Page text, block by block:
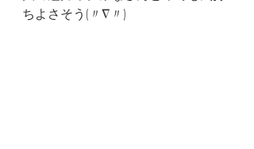
ちよさそう(〃∇〃)